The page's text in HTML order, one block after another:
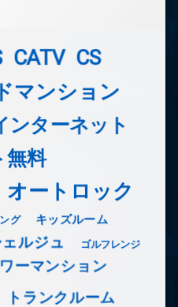
CATV CS
マンション
ンターネット
無料
オートロック
グ キッズルーム
ルジュ ゴルフレンジ
ーマンション
トランクルーム